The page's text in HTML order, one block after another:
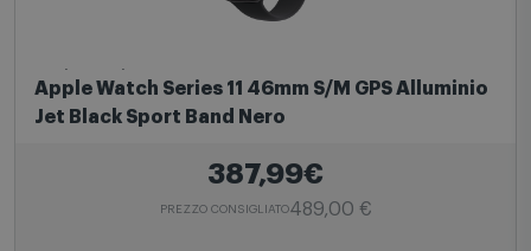
Apple Watch Series 11 46mm S/M GPS Alluminio
Jet Black Sport Band Nero
387,99€
PREZZO CONSIGLIATO489,00 €